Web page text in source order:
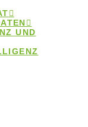
UND
für
guten
in
und
aber